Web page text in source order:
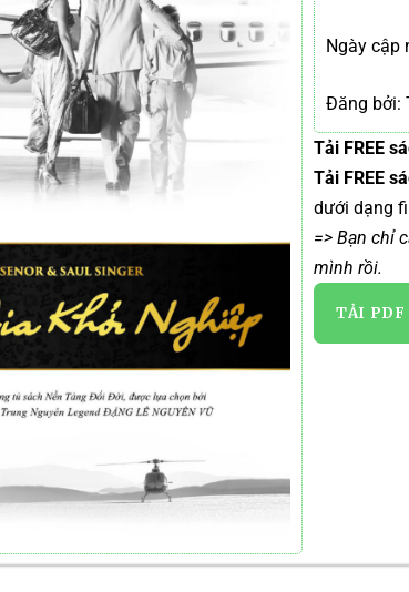
Ngày cập
Đăng bởi:
Tải FREE
Tải FREE
dưới dạng
=> Bạn chỉ
mình rồi.
TẢI PDF